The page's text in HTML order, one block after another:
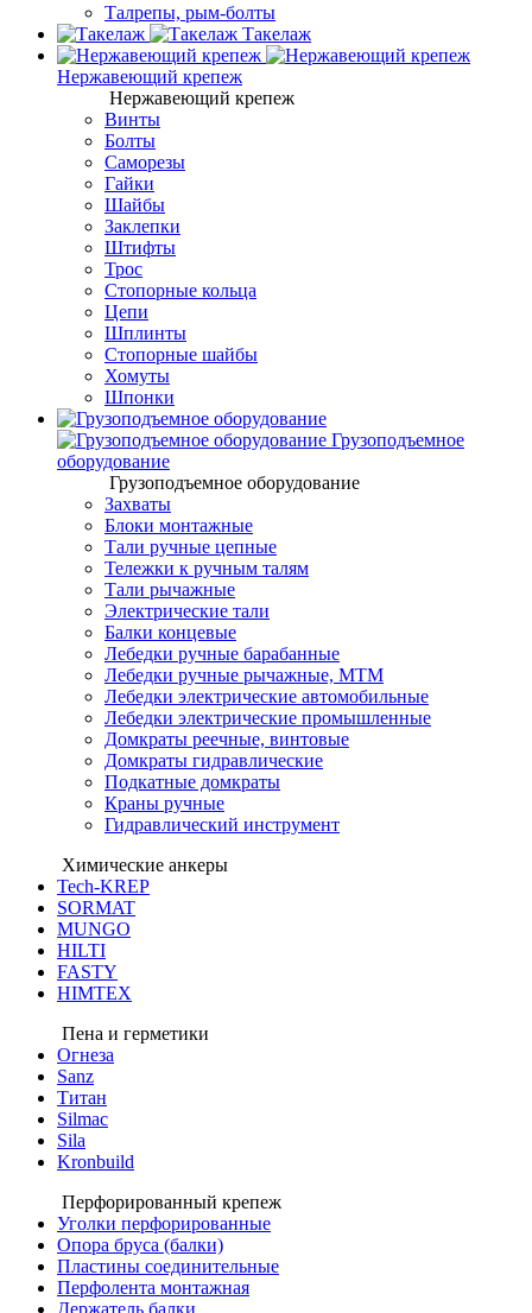
Талрепы, рым-болты
Такелаж
Нержавеющий крепеж
Нержавеющий крепеж
Винты
Болты
Саморезы
Гайки
Шайбы
Заклепки
Штифты
Трос
Стопорные кольца
Цепи
Шплинты
Стопорные шайбы
Хомуты
Шпонки
Грузоподъемное
оборудование
Грузоподъемное оборудование
Захваты
Блоки монтажные
Тали ручные цепные
Тележки к ручным талям
Тали рычажные
Электрические тали
Балки концевые
Лебедки ручные барабанные
Лебедки ручные рычажные, МТМ
Лебедки электрические автомобильные
Лебедки электрические промышленные
Домкраты реечные, винтовые
Домкраты гидравлические
Подкатные домкраты
Краны ручные
Гидравлический инструмент
Химические анкеры
Tech-KREP
SORMAT
MUNGO
HILTI
FASTY
HIMTEX
Пена и герметики
Огнеза
Sanz
Титан
Silmac
Sila
Kronbuild
Перфорированный крепеж
Уголки перфорированные
Опора бруса (балки)
Пластины соединительные
Перфолента монтажная
Держатель балки